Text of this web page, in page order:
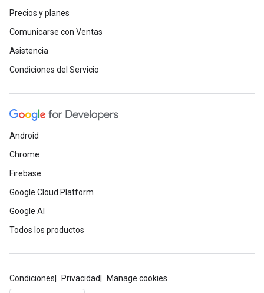
Precios y planes
Comunicarse con Ventas
Asistencia
Condiciones del Servicio
Android
Chrome
Firebase
Google Cloud Platform
Google AI
Todos los productos
Condiciones Privacidad Manage cookies